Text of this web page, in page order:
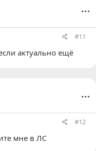
...
#11
актуально ещё
...
#12
мне в ЛС